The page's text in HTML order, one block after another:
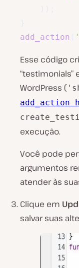
add_action
Esse código
“testimonials”
WordPress (
add_action
execução.
Você pode
argumentos
atender às
Clique em
salvar suas